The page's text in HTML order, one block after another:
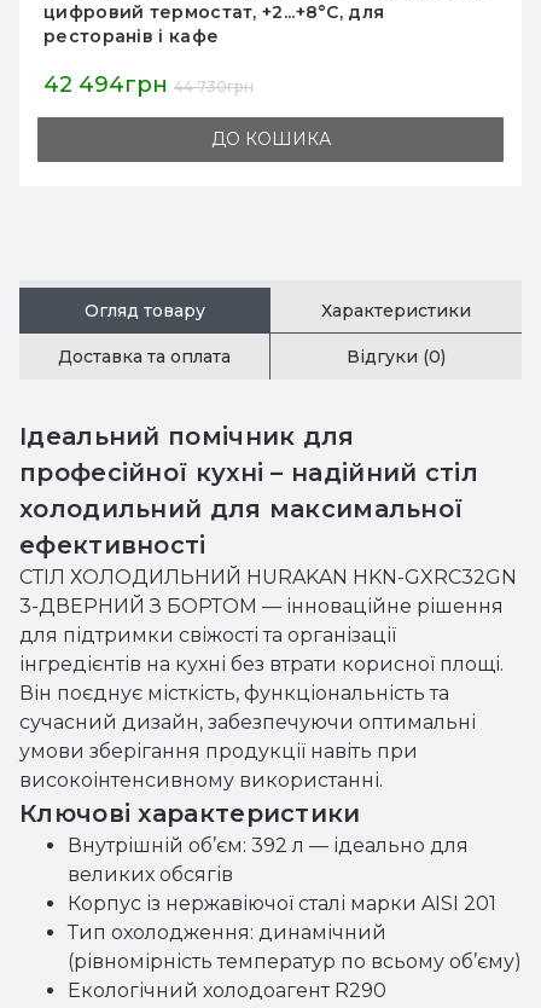
професійний холодильний стіл для кухні
ресторану
46 725грн 51 917грн
ДО КОШИКА
Огляд товару Характеристики
Доставка та оплата Відгуки (0)
Ідеальний помічник для
професійної кухні – надійний стіл
холодильний для максимальної
ефективності
СТІЛ ХОЛОДИЛЬНИЙ HURAKAN HKN-GXRC32GN
3-ДВЕРНИЙ З БОРТОМ — інноваційне рішення
для підтримки свіжості та організації
інгредієнтів на кухні без втрати корисної площі.
Він поєднує місткість, функціональність та
сучасний дизайн, забезпечуючи оптимальні
умови зберігання продукції навіть при
високоінтенсивному використанні.
Ключові характеристики
Внутрішній об’єм: 392 л — ідеально для
великих обсягів
Корпус із нержавіючої сталі марки AISI 201
Тип охолодження: динамічний
(рівномірність температур по всьому об’єму)
Екологічний холодоагент R290